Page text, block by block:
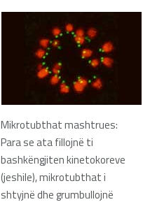
Mikrotubthat mashtrues:
Para se ata fillojnë ti
bashkëngjiten kinetokoreve
(jeshile), mikrotubthat i
shtyjnë dhe grumbullojnë